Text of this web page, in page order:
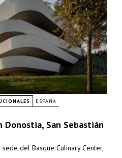
ESPAÑA
Donostia, San Sebastián
del Basque Culinary Center,